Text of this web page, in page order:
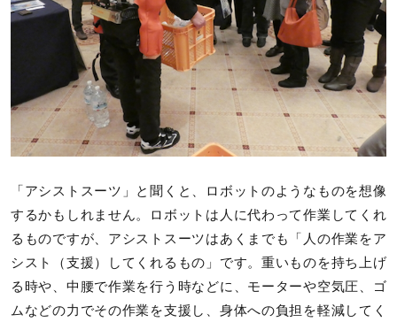
「アシストスーツ」と聞くと、ロボットのようなものを想像
するかもしれません。ロボットは人に代わって作業してくれ
るものですが、アシストスーツはあくまでも「人の作業をア
シスト（支援）してくれるもの」です。重いものを持ち上げ
る時や、中腰で作業を行う時などに、モーターや空気圧、ゴ
ムなどの力でその作業を支援し、身体への負担を軽減してく